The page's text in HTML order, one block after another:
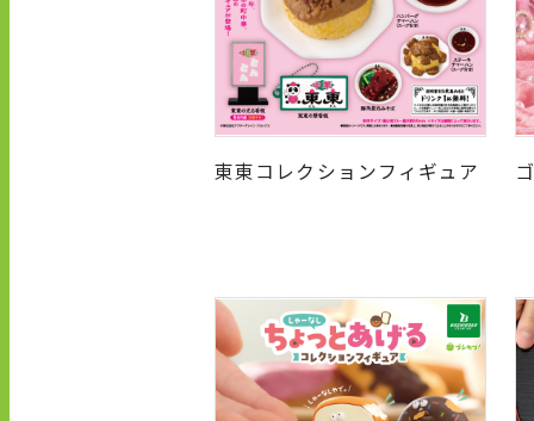
東東コレクションフィギュア